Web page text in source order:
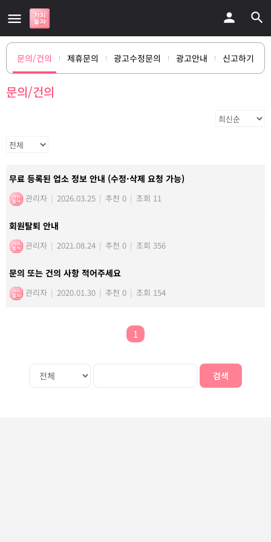
문의/건의 제휴문의 광고수정문의 광고안내 신고하기
문의/건의
무료 등록된 업소 정보 안내 (수정·삭제 요청 가능)
관리자 | 2026.03.25 | 추천 0 | 조회 11
회원탈퇴 안내
관리자 | 2021.08.24 | 추천 0 | 조회 356
문의 또는 건의 사항 적어주세요
관리자 | 2020.01.30 | 추천 0 | 조회 154
1
검색